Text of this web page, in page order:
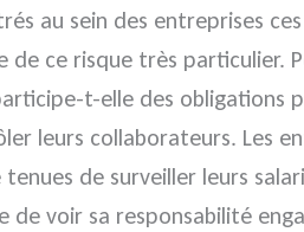
au sein des entreprises
de ce risque très particulier.
t-elle des obligations
leurs collaborateurs. Les
de surveiller leurs
voir sa responsabilité